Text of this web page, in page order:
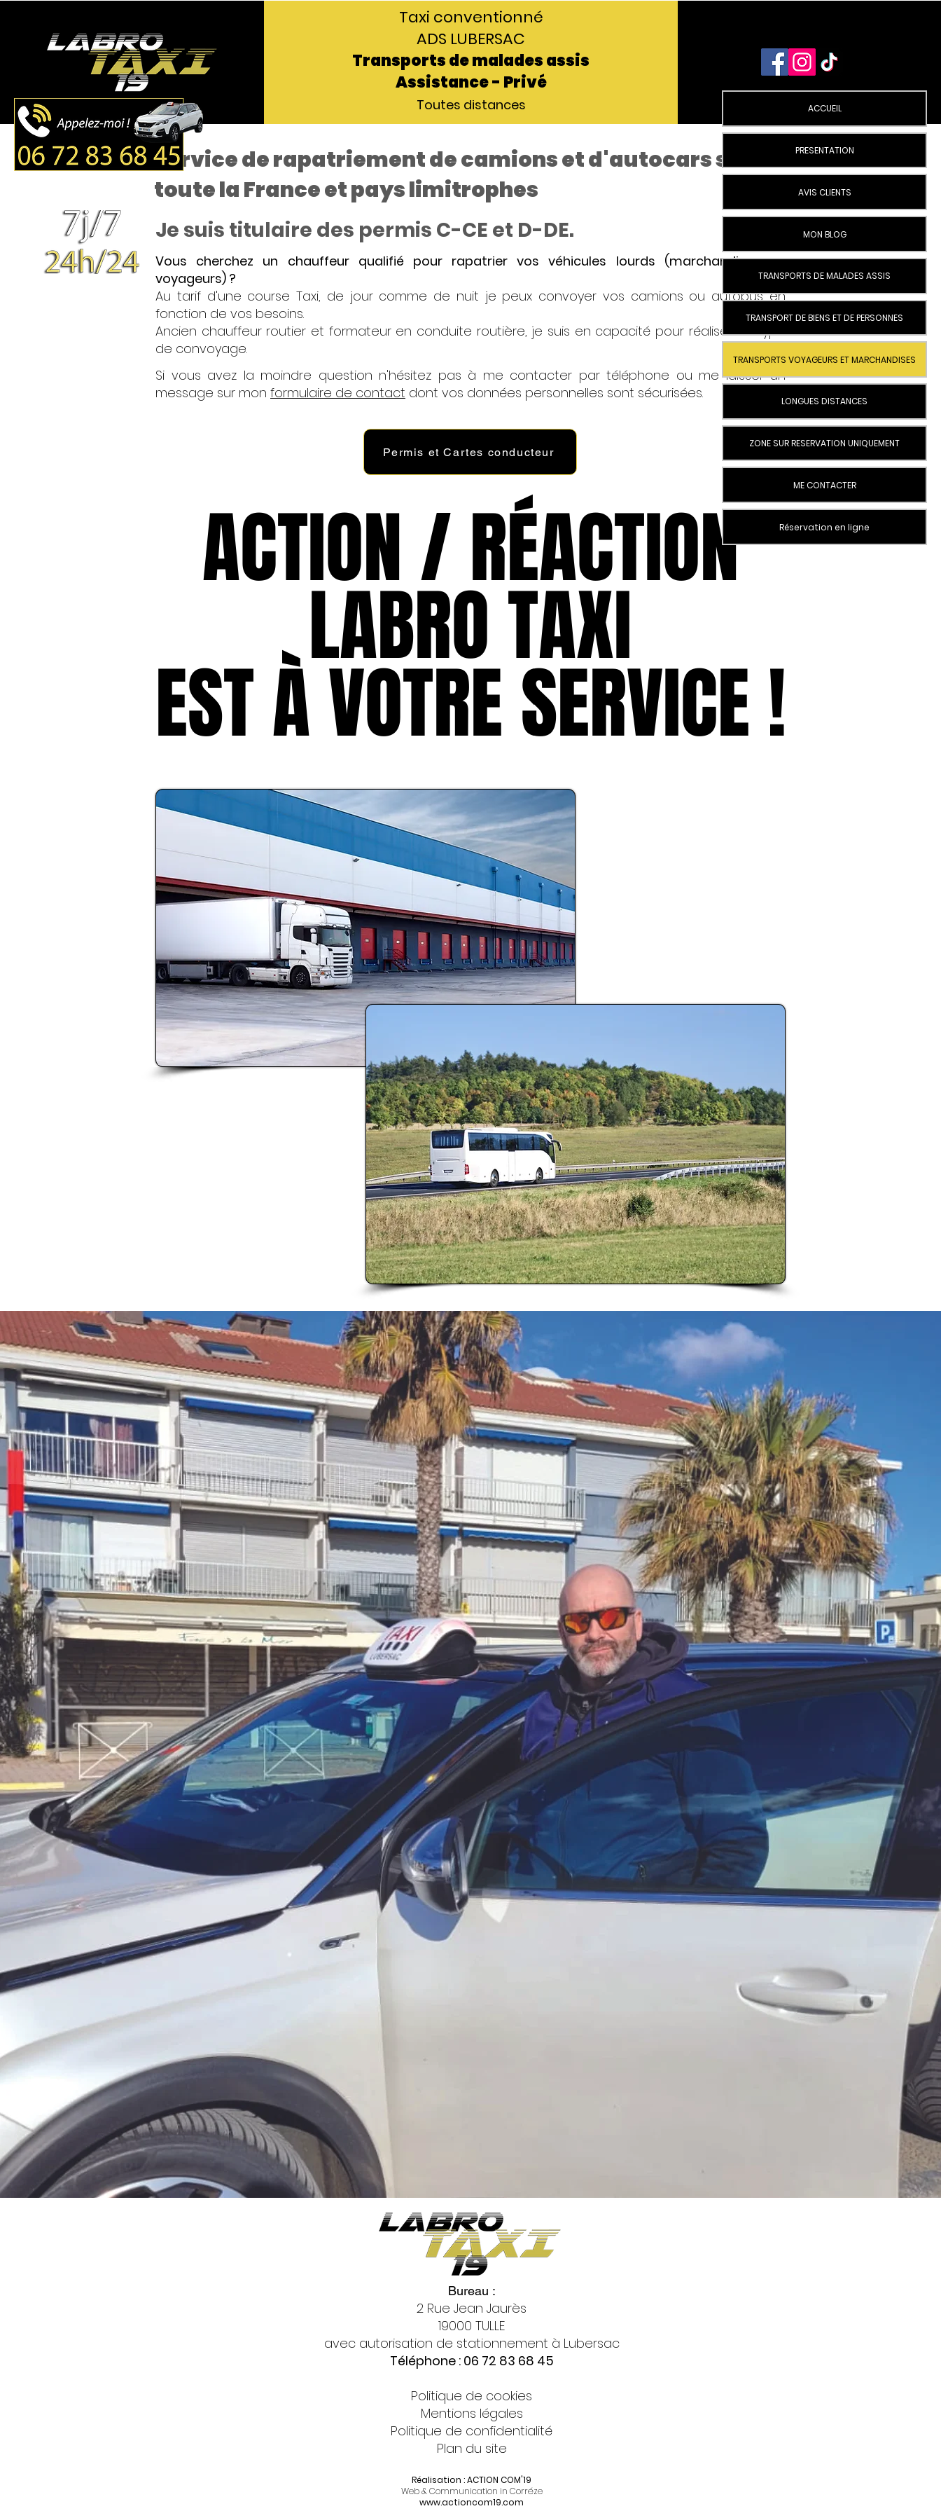
ACCUEIL
PRESENTATION
AVIS CLIENTS
MON BLOG
TRANSPORTS DE MALADES ASSIS
TRANSPORT DE BIENS ET DE PERSONNES
TRANSPORTS VOYAGEURS ET MARCHANDISES
LONGUES DISTANCES
ZONE SUR RESERVATION UNIQUEMENT
ME CONTACTER
Réservation en ligne
Taxi conventionné
ADS LUBERSAC
Transports de malades assis
Assistance - Privé
Toutes distances
Service de rapatriement de camions et d'autocars sur
toute la France et pays limitrophes
Je suis titulaire des permis C-CE et D-DE.
Vous cherchez un chauffeur qualifié pour rapatrier vos véhicules lourds (marchandises ou
voyageurs) ?
Au tarif d'une course Taxi, de jour comme de nuit je peux convoyer vos camions ou autobus en
fonction de vos besoins.
Ancien chauffeur routier et formateur en conduite routière, je suis en capacité pour réaliser ce type
de convoyage.
Si vous avez la moindre question n'hésitez pas à me contacter par téléphone ou me laisser un
message sur mon formulaire de contact dont vos données personnelles sont sécurisées.
Permis et Cartes conducteur
ACTION / RÉACTION
LABRO TAXI
EST À VOTRE SERVICE !
ACTION / RÉACTION
LABRO TAXI
EST À VOTRE SERVICE !
Bureau :
2 Rue Jean Jaurès
19000 TULLE
avec autorisation de stationnement à Lubersac
Téléphone : 06 72 83 68 45
Politique de cookies
Mentions légales
Politique de confidentialité
Plan du site
Réalisation : ACTION COM'19
Web & Communication in Corréze
www.actioncom19.com